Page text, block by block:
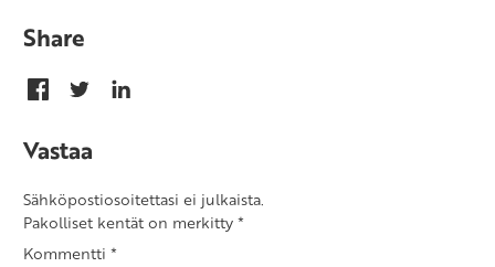
Share
Vastaa
Sähköpostiosoitettasi ei julkaista.
Pakolliset kentät on merkitty*
Kommentti *